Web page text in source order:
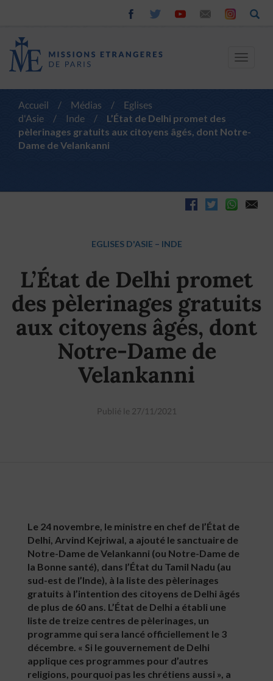
Toggle
Accueil / Médias /
Eglises
d'Asie
/ Inde /
L’État de Delhi promet des
pèlerinages gratuits aux citoyens âgés, dont Notre-
Dame de Velankanni
EGLISES D'ASIE – INDE
L’État de Delhi promet
des pèlerinages gratuits
aux citoyens âgés, dont
Notre-Dame de
Velankanni
Publié le 27/11/2021
Le 24 novembre, le ministre en chef de l’État de
Delhi, Arvind Kejriwal, a ajouté le sanctuaire de
Notre-Dame de Velankanni (ou Notre-Dame de
la Bonne santé), dans l’État du Tamil Nadu (au
sud-est de l’Inde), à la liste des pèlerinages
gratuits à l’intention des citoyens de Delhi âgés
de plus de 60 ans. L’État de Delhi a établi une
liste de treize centres de pèlerinages, un
programme qui sera lancé officiellement le 3
décembre. « Si le gouvernement de Delhi
applique ces programmes pour d’autres
religions, pourquoi pas les chrétiens aussi », a